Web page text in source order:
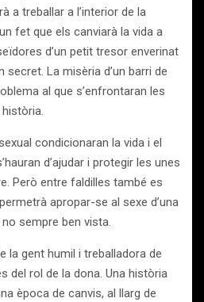
a treballar a l’interior de la
fet que els canviarà la vida a
d’un petit tresor enverinat
secret. La misèria d’un barri de
al que s’enfrontaran les
condicionaran la vida i el
d’ajudar i protegir les unes
Però entre faldilles també es
apropar-se al sexe d’una
sempre ben vista.
la gent humil i treballadora de
del rol de la dona. Una història
època de canvis, al llarg de